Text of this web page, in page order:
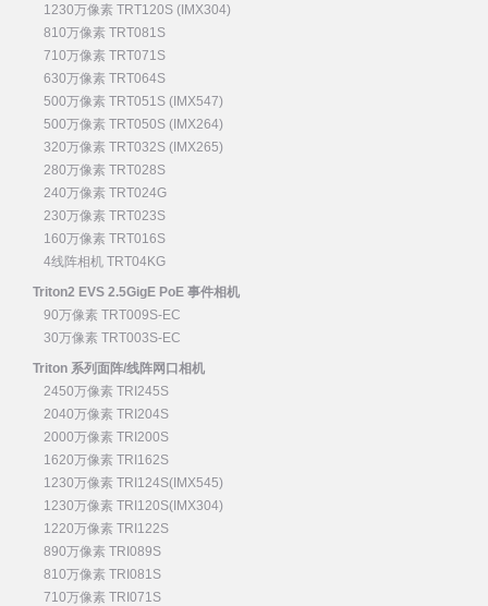
1230万像素 TRT120S (IMX304)
810万像素 TRT081S
710万像素 TRT071S
630万像素 TRT064S
500万像素 TRT051S (IMX547)
500万像素 TRT050S (IMX264)
320万像素 TRT032S (IMX265)
280万像素 TRT028S
240万像素 TRT024G
230万像素 TRT023S
160万像素 TRT016S
4线阵相机 TRT04KG
Triton2 EVS 2.5GigE PoE 事件相机
90万像素 TRT009S-EC
30万像素 TRT003S-EC
Triton 系列面阵/线阵网口相机
2450万像素 TRI245S
2040万像素 TRI204S
2000万像素 TRI200S
1620万像素 TRI162S
1230万像素 TRI124S(IMX545)
1230万像素 TRI120S(IMX304)
1220万像素 TRI122S
890万像素 TRI089S
810万像素 TRI081S
710万像素 TRI071S